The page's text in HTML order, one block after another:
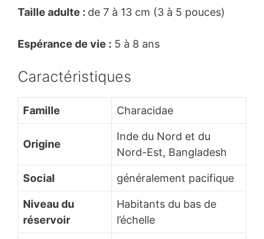
Taille adulte : de 7 à 13 cm (3 à 5 pouces)
Espérance de vie : 5 à 8 ans
Caractéristiques
Famille Characidae
Origine
Inde du Nord et du
Nord-Est, Bangladesh
Social généralement pacifique
Niveau du
réservoir
Habitants du bas de
l’échelle